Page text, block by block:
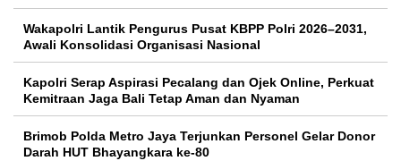
Wakapolri Lantik Pengurus Pusat KBPP Polri 2026–2031,
Awali Konsolidasi Organisasi Nasional
Kapolri Serap Aspirasi Pecalang dan Ojek Online, Perkuat
Kemitraan Jaga Bali Tetap Aman dan Nyaman
Brimob Polda Metro Jaya Terjunkan Personel Gelar Donor
Darah HUT Bhayangkara ke-80